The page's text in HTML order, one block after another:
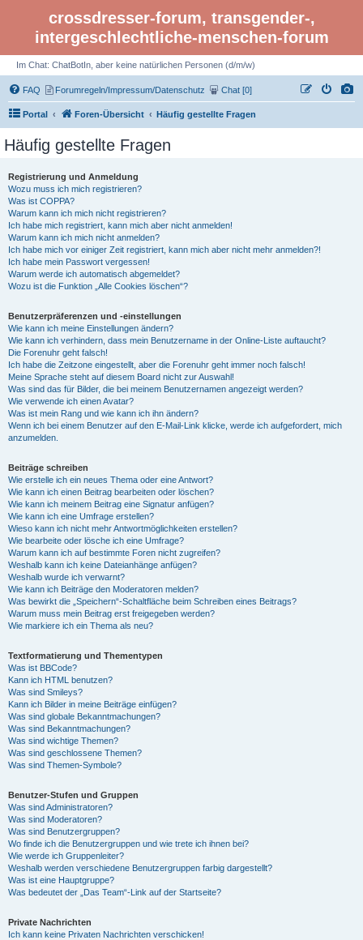
crossdresser-forum, transgender-,
intergeschlechtliche-menschen-forum
Im Chat: ChatBotIn, aber keine natürlichen Personen (d/m/w)
FAQ Forumregeln/Impressum/Datenschutz Chat [0]
Portal Foren-Übersicht Häufig gestellte Fragen
Häufig gestellte Fragen
Registrierung und Anmeldung
Wozu muss ich mich registrieren?
Was ist COPPA?
Warum kann ich mich nicht registrieren?
Ich habe mich registriert, kann mich aber nicht anmelden!
Warum kann ich mich nicht anmelden?
Ich habe mich vor einiger Zeit registriert, kann mich aber nicht mehr anmelden?!
Ich habe mein Passwort vergessen!
Warum werde ich automatisch abgemeldet?
Wozu ist die Funktion „Alle Cookies löschen“?
Benutzerpräferenzen und -einstellungen
Wie kann ich meine Einstellungen ändern?
Wie kann ich verhindern, dass mein Benutzername in der Online-Liste auftaucht?
Die Forenuhr geht falsch!
Ich habe die Zeitzone eingestellt, aber die Forenuhr geht immer noch falsch!
Meine Sprache steht auf diesem Board nicht zur Auswahl!
Was sind das für Bilder, die bei meinem Benutzernamen angezeigt werden?
Wie verwende ich einen Avatar?
Was ist mein Rang und wie kann ich ihn ändern?
Wenn ich bei einem Benutzer auf den E-Mail-Link klicke, werde ich aufgefordert, mich
anzumelden.
Beiträge schreiben
Wie erstelle ich ein neues Thema oder eine Antwort?
Wie kann ich einen Beitrag bearbeiten oder löschen?
Wie kann ich meinem Beitrag eine Signatur anfügen?
Wie kann ich eine Umfrage erstellen?
Wieso kann ich nicht mehr Antwortmöglichkeiten erstellen?
Wie bearbeite oder lösche ich eine Umfrage?
Warum kann ich auf bestimmte Foren nicht zugreifen?
Weshalb kann ich keine Dateianhänge anfügen?
Weshalb wurde ich verwarnt?
Wie kann ich Beiträge den Moderatoren melden?
Was bewirkt die „Speichern“-Schaltfläche beim Schreiben eines Beitrags?
Warum muss mein Beitrag erst freigegeben werden?
Wie markiere ich ein Thema als neu?
Textformatierung und Thementypen
Was ist BBCode?
Kann ich HTML benutzen?
Was sind Smileys?
Kann ich Bilder in meine Beiträge einfügen?
Was sind globale Bekanntmachungen?
Was sind Bekanntmachungen?
Was sind wichtige Themen?
Was sind geschlossene Themen?
Was sind Themen-Symbole?
Benutzer-Stufen und Gruppen
Was sind Administratoren?
Was sind Moderatoren?
Was sind Benutzergruppen?
Wo finde ich die Benutzergruppen und wie trete ich ihnen bei?
Wie werde ich Gruppenleiter?
Weshalb werden verschiedene Benutzergruppen farbig dargestellt?
Was ist eine Hauptgruppe?
Was bedeutet der „Das Team“-Link auf der Startseite?
Private Nachrichten
Ich kann keine Privaten Nachrichten verschicken!